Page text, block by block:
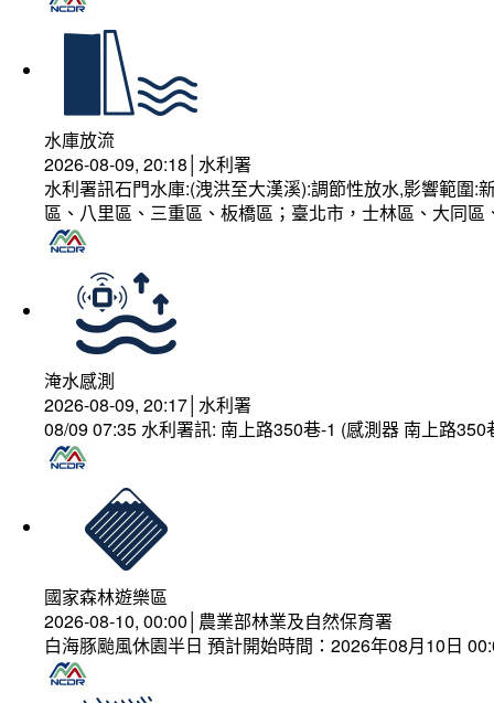
水庫放流
2026-08-09, 20:18│水利署
水利署訊石門水庫:(洩洪至大漢溪):調節性放水,影響範圍
區、八里區、三重區、板橋區；臺北市，士林區、大同
淹水感測
2026-08-09, 20:17│水利署
08/09 07:35 水利署訊: 南上路350巷-1 (感測器 南上路
國家森林遊樂區
2026-08-10, 00:00│農業部林業及自然保育署
白海豚颱風休園半日 預計開始時間：2026年08月10日